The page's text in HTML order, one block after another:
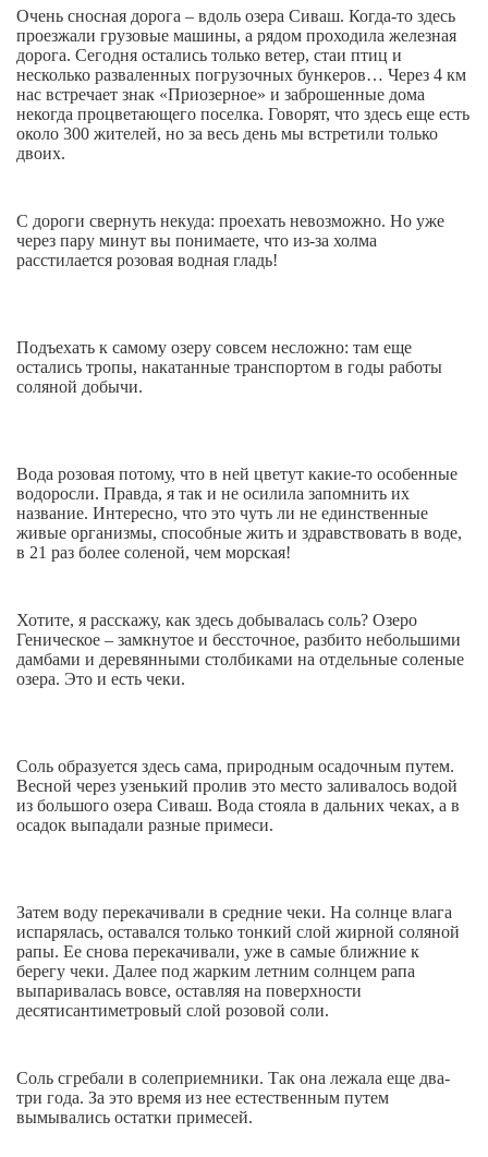
Очень сносная дорога – вдоль озера Сиваш. Когда-то здесь
проезжали грузовые машины, а рядом проходила железная
дорога. Сегодня остались только ветер, стаи птиц и
несколько разваленных погрузочных бункеров… Через 4 км
нас встречает знак «Приозерное» и заброшенные дома
некогда процветающего поселка. Говорят, что здесь еще есть
около 300 жителей, но за весь день мы встретили только
двоих.
С дороги свернуть некуда: проехать невозможно. Но уже
через пару минут вы понимаете, что из-за холма
расстилается розовая водная гладь!
Подъехать к самому озеру совсем несложно: там еще
остались тропы, накатанные транспортом в годы работы
соляной добычи.
Вода розовая потому, что в ней цветут какие-то особенные
водоросли. Правда, я так и не осилила запомнить их
название. Интересно, что это чуть ли не единственные
живые организмы, способные жить и здравствовать в воде,
в 21 раз более соленой, чем морская!
Хотите, я расскажу, как здесь добывалась соль? Озеро
Геническое – замкнутое и бессточное, разбито небольшими
дамбами и деревянными столбиками на отдельные соленые
озера. Это и есть чеки.
Соль образуется здесь сама, природным осадочным путем.
Весной через узенький пролив это место заливалось водой
из большого озера Сиваш. Вода стояла в дальних чеках, а в
осадок выпадали разные примеси.
Затем воду перекачивали в средние чеки. На солнце влага
испарялась, оставался только тонкий слой жирной соляной
рапы. Ее снова перекачивали, уже в самые ближние к
берегу чеки. Далее под жарким летним солнцем рапа
выпаривалась вовсе, оставляя на поверхности
десятисантиметровый слой розовой соли.
Соль сгребали в солеприемники. Так она лежала еще два-
три года. За это время из нее естественным путем
вымывались остатки примесей.